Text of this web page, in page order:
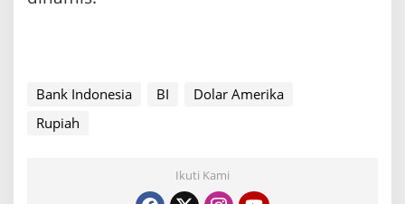
Bank Indonesia BI
Dolar Amerika
Rupiah
Ikuti Kami